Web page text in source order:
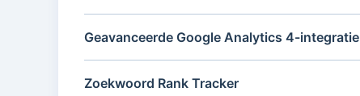
Geavanceerde Google Analytics 4-integratie
Zoekwoord Rank Tracker